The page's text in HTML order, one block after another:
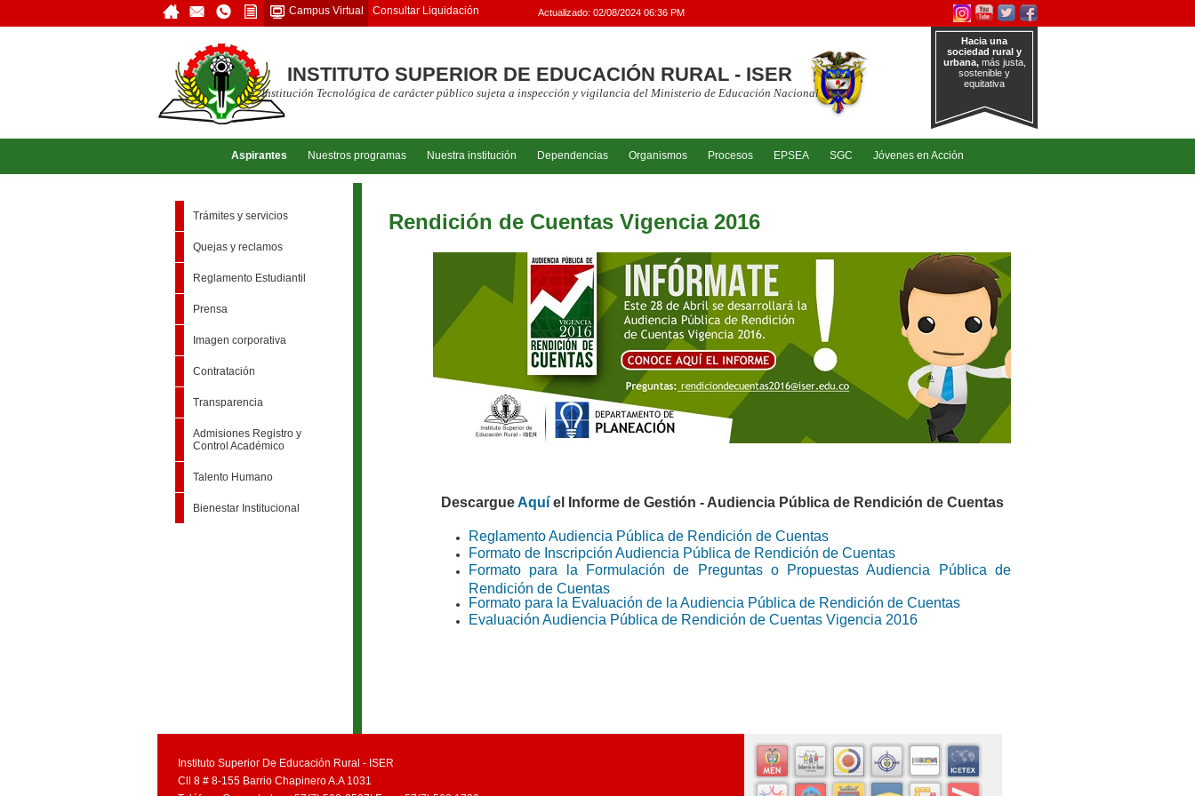
Campus Virtual Consultar Liquidación Actualizado: 02/08/2024 06:36 PM
INSTITUTO SUPERIOR DE EDUCACIÓN RURAL - ISER
Institución Tecnológica de carácter público sujeta a inspección y vigilancia del Ministerio de Educación Nacional
Hacia una
sociedad rural y
urbana,más justa,
sostenible y
equitativa
Aspirantes Nuestros programas Nuestra institución Dependencias Organismos Procesos EPSEA SGC Jóvenes en Acción
Trámites y servicios
Quejas y reclamos
Reglamento Estudiantil
Prensa
Imagen corporativa
Contratación
Transparencia
Admisiones Registro y
Control Académico
Talento Humano
Bienestar Institucional
Rendición de Cuentas Vigencia 2016
DescargueAquíel Informe de Gestión - Audiencia Pública de Rendición de Cuentas
Reglamento Audiencia Pública de Rendición de Cuentas
Formato de Inscripción Audiencia Pública de Rendición de Cuentas
Formato para la Formulación de Preguntas o Propuestas Audiencia Pública de
Rendición de Cuentas
Formato para la Evaluación de la Audiencia Pública de Rendición de Cuentas
Evaluación Audiencia Pública de Rendición de Cuentas Vigencia 2016
Instituto Superior De Educación Rural - ISER
Cll 8 # 8-155 Barrio Chapinero A.A 1031